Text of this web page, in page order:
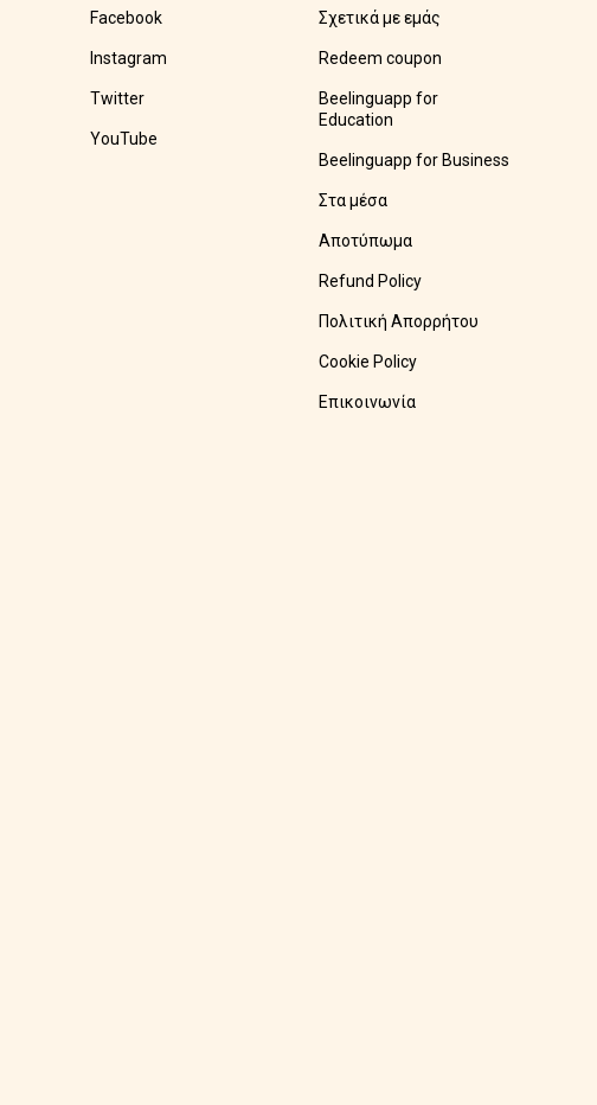
Facebook
Instagram
Twitter
YouTube
Σχετικά με εμάς
Redeem coupon
Beelinguapp for
Education
Beelinguapp for Business
Στα μέσα
Αποτύπωμα
Refund Policy
Πολιτική Απορρήτου
Cookie Policy
Επικοινωνία